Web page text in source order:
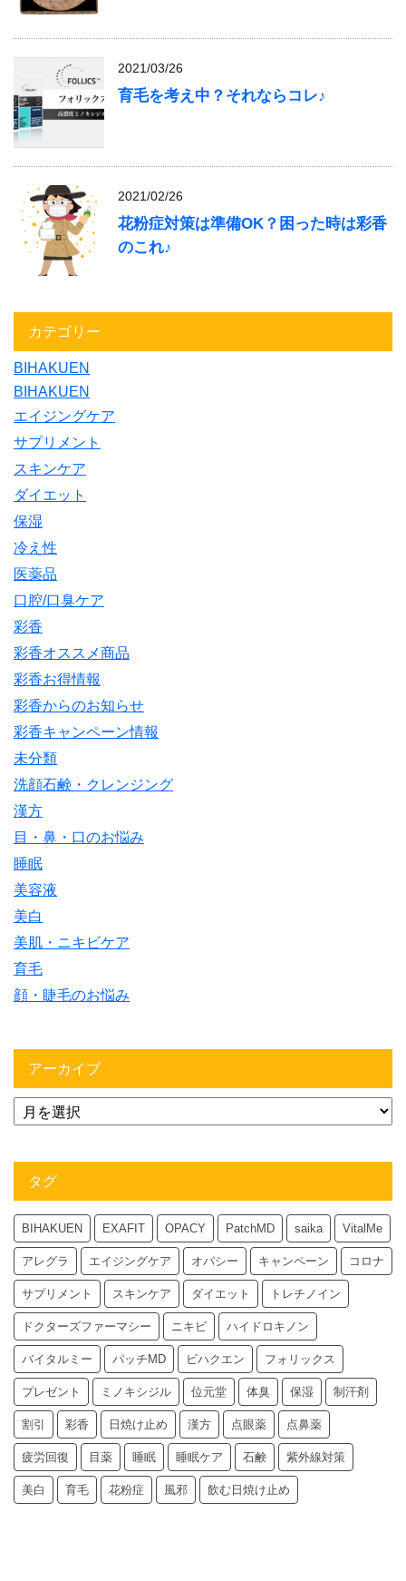
2021/03/26
育毛を考え中？それならコレ♪
2021/02/26
花粉症対策は準備OK？困った時は彩香
のこれ♪
カテゴリー
BIHAKUEN
BIHAKUEN
エイジングケア
サプリメント
スキンケア
ダイエット
保湿
冷え性
医薬品
口腔/口臭ケア
彩香
彩香オススメ商品
彩香お得情報
彩香からのお知らせ
彩香キャンペーン情報
未分類
洗顔石鹸・クレンジング
漢方
目・鼻・口のお悩み
睡眠
美容液
美白
美肌・ニキビケア
育毛
顔・睫毛のお悩み
アーカイブ
タグ
BIHAKUEN EXAFIT OPACY PatchMD saika VitalMe
アレグラ エイジングケア オパシー キャンペーン コロナ
サプリメント スキンケア ダイエット トレチノイン
ドクターズファーマシー ニキビ ハイドロキノン
バイタルミー パッチMD ビハクエン フォリックス
プレゼント ミノキシジル 位元堂 体臭 保湿 制汗剤
割引 彩香 日焼け止め 漢方 点眼薬 点鼻薬
疲労回復 目薬 睡眠 睡眠ケア 石鹸 紫外線対策
美白 育毛 花粉症 風邪 飲む日焼け止め